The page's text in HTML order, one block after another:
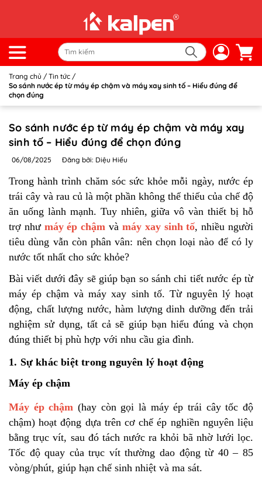
Trang chủ / Tin tức /
So sánh nước ép từ máy ép chậm và máy xay sinh tố – Hiểu đúng để
chọn đúng
So sánh nước ép từ máy ép chậm và máy xay
sinh tố – Hiểu đúng để chọn đúng
06/08/2025 Đăng bởi: Diệu Hiếu
Trong hành trình chăm sóc sức khỏe mỗi ngày, nước ép
trái cây và rau củ là một phần không thể thiếu của chế độ
ăn uống lành mạnh. Tuy nhiên, giữa vô vàn thiết bị hỗ
trợ như máy ép chậm và máy xay sinh tố, nhiều người
tiêu dùng vẫn còn phân vân: nên chọn loại nào để có ly
nước tốt nhất cho sức khỏe?
Bài viết dưới đây sẽ giúp bạn so sánh chi tiết nước ép từ
máy ép chậm và máy xay sinh tố. Từ nguyên lý hoạt
động, chất lượng nước, hàm lượng dinh dưỡng đến trải
nghiệm sử dụng, tất cả sẽ giúp bạn hiểu đúng và chọn
đúng thiết bị phù hợp với nhu cầu gia đình.
1. Sự khác biệt trong nguyên lý hoạt động
Máy ép chậm
Máy ép chậm (hay còn gọi là máy ép trái cây tốc độ
chậm) hoạt động dựa trên cơ chế ép nghiền nguyên liệu
bằng trục vít, sau đó tách nước ra khỏi bã nhờ lưới lọc.
Tốc độ quay của trục vít thường dao động từ 40 – 85
vòng/phút, giúp hạn chế sinh nhiệt và ma sát.